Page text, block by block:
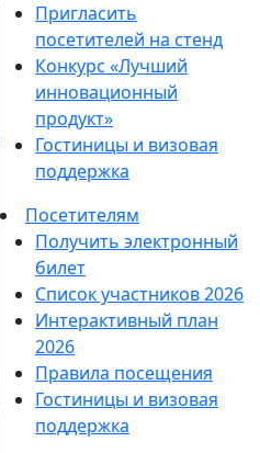
Пригласить
посетителей на стенд
Конкурс «Лучший
инновационный
продукт»
Гостиницы и визовая
поддержка
Посетителям
Получить электронный
билет
Список участников 2026
Интерактивный план
2026
Правила посещения
Гостиницы и визовая
поддержка